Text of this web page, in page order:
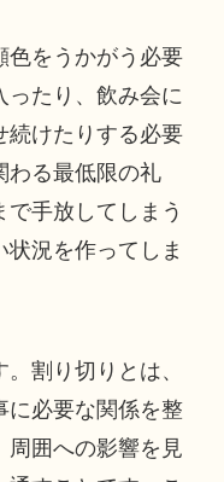
色をうかがう必要
ったり、飲み会に
続けたりする必要
わる最低限の礼
手放してしまう
状況を作ってしま
割り切りとは、
に必要な関係を整
周囲への影響を見